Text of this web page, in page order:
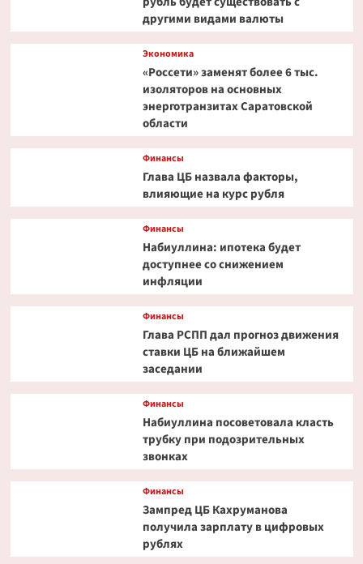
другими видами валюты
Экономика
«Россети» заменят более 6 тыс.
изоляторов на основных
энерготранзитах Саратовской
области
Финансы
Глава ЦБ назвала факторы,
влияющие на курс рубля
Финансы
Набиуллина: ипотека будет
доступнее со снижением
инфляции
Финансы
Глава РСПП дал прогноз движения
ставки ЦБ на ближайшем
заседании
Финансы
Набиуллина посоветовала класть
трубку при подозрительных
звонках
Финансы
Зампред ЦБ Кахруманова
получила зарплату в цифровых
рублях